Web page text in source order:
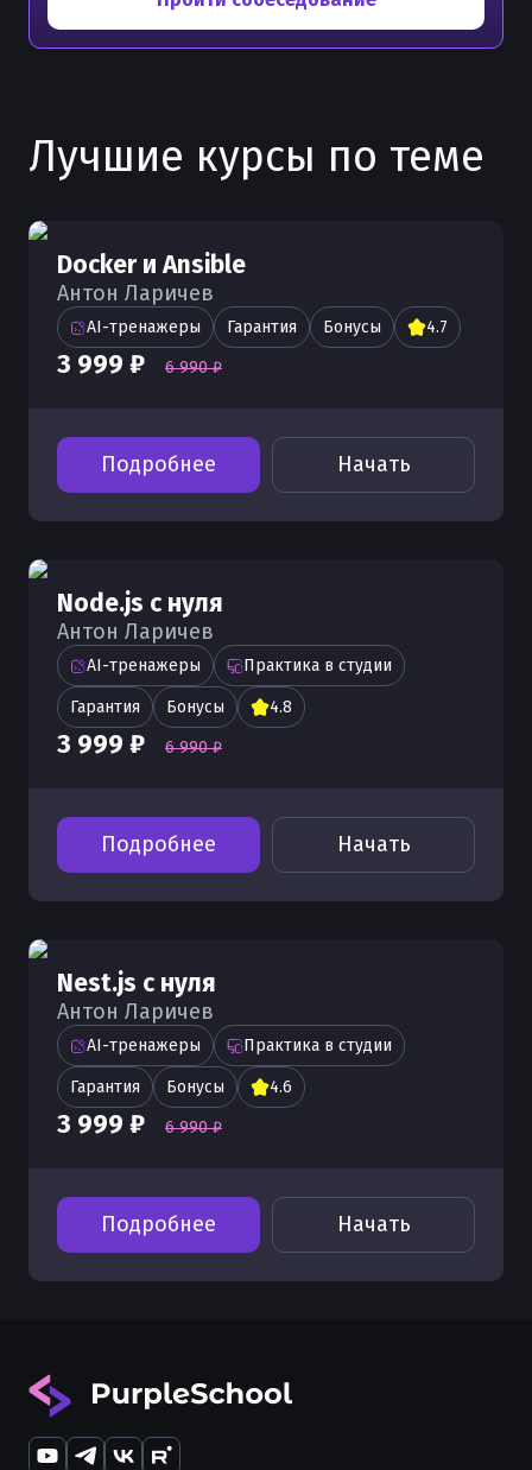
Лучшие курсы по теме
Docker и Ansible
Антон Ларичев
AI-тренажеры Гарантия Бонусы 4.7
3 999 ₽ 6 990 ₽
Подробнее Начать
Node.js с нуля
Антон Ларичев
AI-тренажеры Практика в студии
Гарантия Бонусы 4.8
3 999 ₽ 6 990 ₽
Подробнее Начать
Nest.js с нуля
Антон Ларичев
AI-тренажеры Практика в студии
Гарантия Бонусы 4.6
3 999 ₽ 6 990 ₽
Подробнее Начать